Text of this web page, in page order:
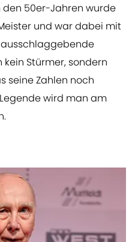
den 50er-Jahren wurde
und war dabei mit
Stürmer, sondern
seine Zahlen noch
wird man am